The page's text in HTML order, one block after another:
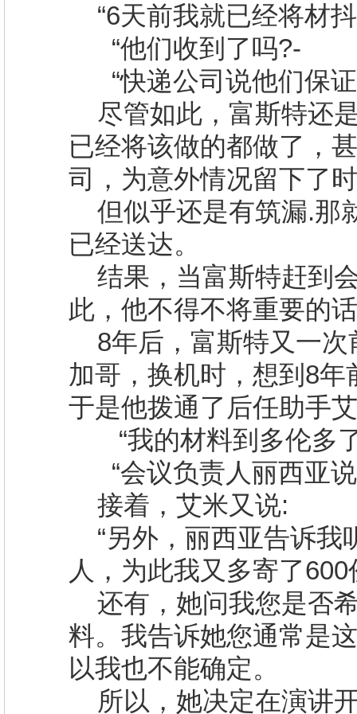
“6天前我就已经将材
“他们收到了吗?-
“快递公司说他们保
尽管如此，富斯特还
已经将该做的都做了，
司，为意外情况留下了
但似乎还是有筑漏.那
已经送达。
结果，当富斯特赶到
此，他不得不将重要的
8年后，富斯特又一
加哥，换机时，想到 8年
于是他拨通了后任助手
“我的材料到多伦多
“会议负责人丽西亚
接着，艾米又说:
“另外，丽西亚告诉
人，为此我又多寄了600
还有，她问我您是否
料。我告诉她您通常是
以我也不能确定。
所以，她决定在演讲